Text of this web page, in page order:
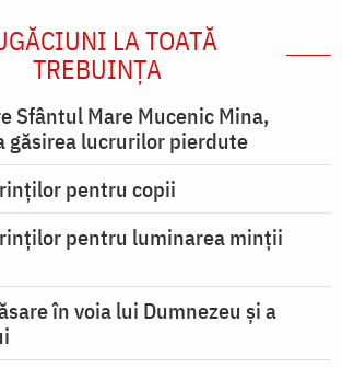
LA TOATĂ
TREBUINȚA
Sfântul Mare Mucenic Mina,
găsirea lucrurilor pierdute
pentru copii
pentru luminarea minţii
în voia lui Dumnezeu şi a